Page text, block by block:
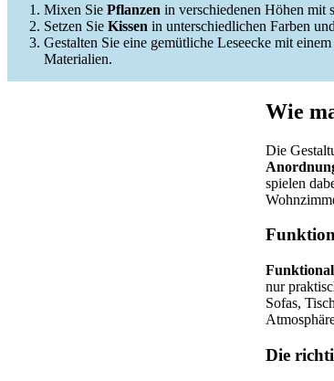
Mixen Sie Pflanzen in verschiedenen Höhen mit
Setzen Sie Kissen in unterschiedlichen Farben
Gestalten Sie eine gemütliche Leseecke mit
Materialien.
Wie
Die
spielen
nur
Sofas,
Die